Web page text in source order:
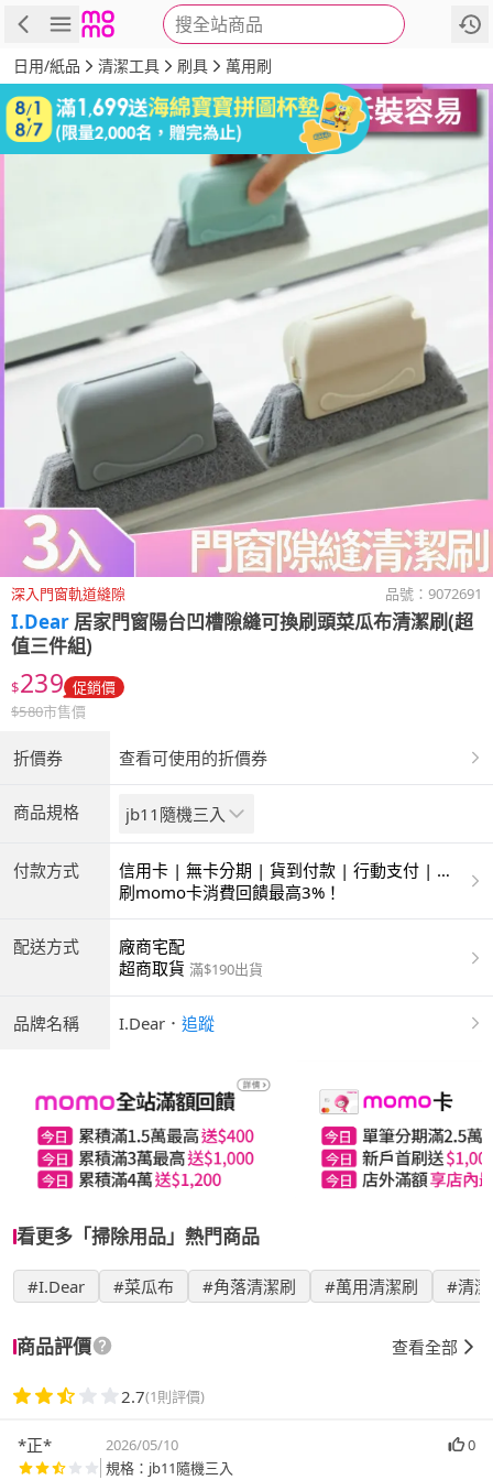
搜全站商品
商品 評價 詳情
日用/紙品 清潔工具 刷具 萬用刷
深入門窗軌道縫隙 品號： 9072691
I.Dear 居家門窗陽台凹槽隙縫可換刷頭菜瓜布清潔刷(超
值三件組)
$239 促銷價
$580市售價
折價券 查看可使用的折價券
商品規格 jb11隨機三入
付款方式
信用卡 | 無卡分期 | 貨到付款 | 行動支付 | 超
商付款 | ATM | 銀聯卡
刷momo卡消費回饋最高3%！
配送方式
廠商宅配
超商取貨 滿$190出貨
品牌名稱 I.Dear ． 追蹤
看更多「掃除用品」熱門商品
#I.Dear #菜瓜布 #角落清潔刷 #萬用清潔刷 #清
商品評價 查看全部
2.7(1則評價)
*正* 2026/05/10
0
規格：jb11隨機三入